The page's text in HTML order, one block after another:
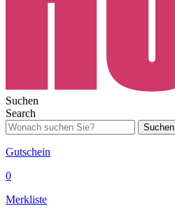
Suchen
Search
Suchen
Gutschein
0
Merkliste